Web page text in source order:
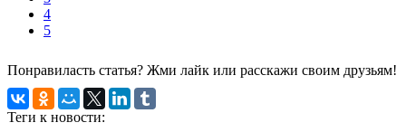
4
5
Понравиласть статья? Жми лайк или расскажи своим друзьям!
Теги к новости: